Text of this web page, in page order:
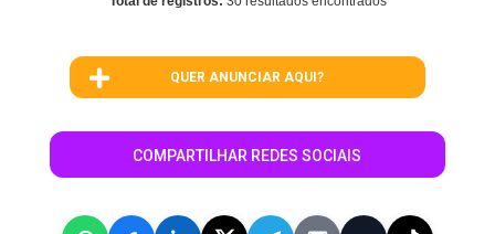
QUER ANUNCIAR AQUI?
COMPARTILHAR REDES SOCIAIS